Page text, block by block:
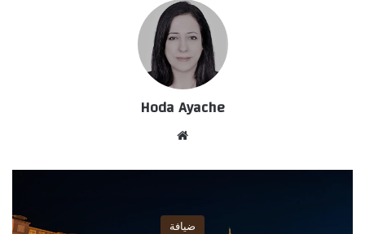
Hoda Ayache
الوي
ضيافة